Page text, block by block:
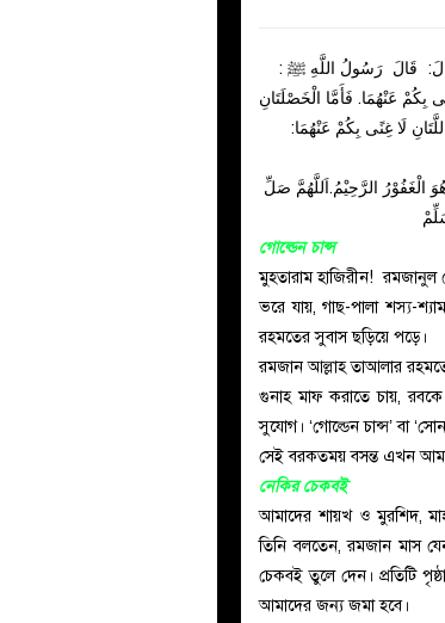
قَالَ رَسُولُ اللَّهِ ﷺ :
عَنْهُمَا. فَأَمَّا الْخَصْلَتَانِ
لَا غِنًى بِكُمْ عَنْهُمَا:
الْغَفُوْرُ الرَّحِيْمُ.اَللَّهُمَّ صَلِّ
গোল্ডেন চান্স
মুহতারাম হাজিরীন! রমজানুল
ভরে যায়, গাছ-পালা শস্য-
রহমতের সুবাস ছড়িয়ে পড়ে।
রমজান আল্লাহ তাআলার
গুনাহ মাফ করাতে চায়,
সুযোগ। ‘গোল্ডেন চান্স’ বা
সেই বরকতময় বসন্ত এখন
নেকির চেকবই
আমাদের শায়খ ও মুরশিদ,
তিনি বলতেন, রমজান মাস
চেকবই তুলে দেন। প্রতিটি
আমাদের জন্য জমা হবে।